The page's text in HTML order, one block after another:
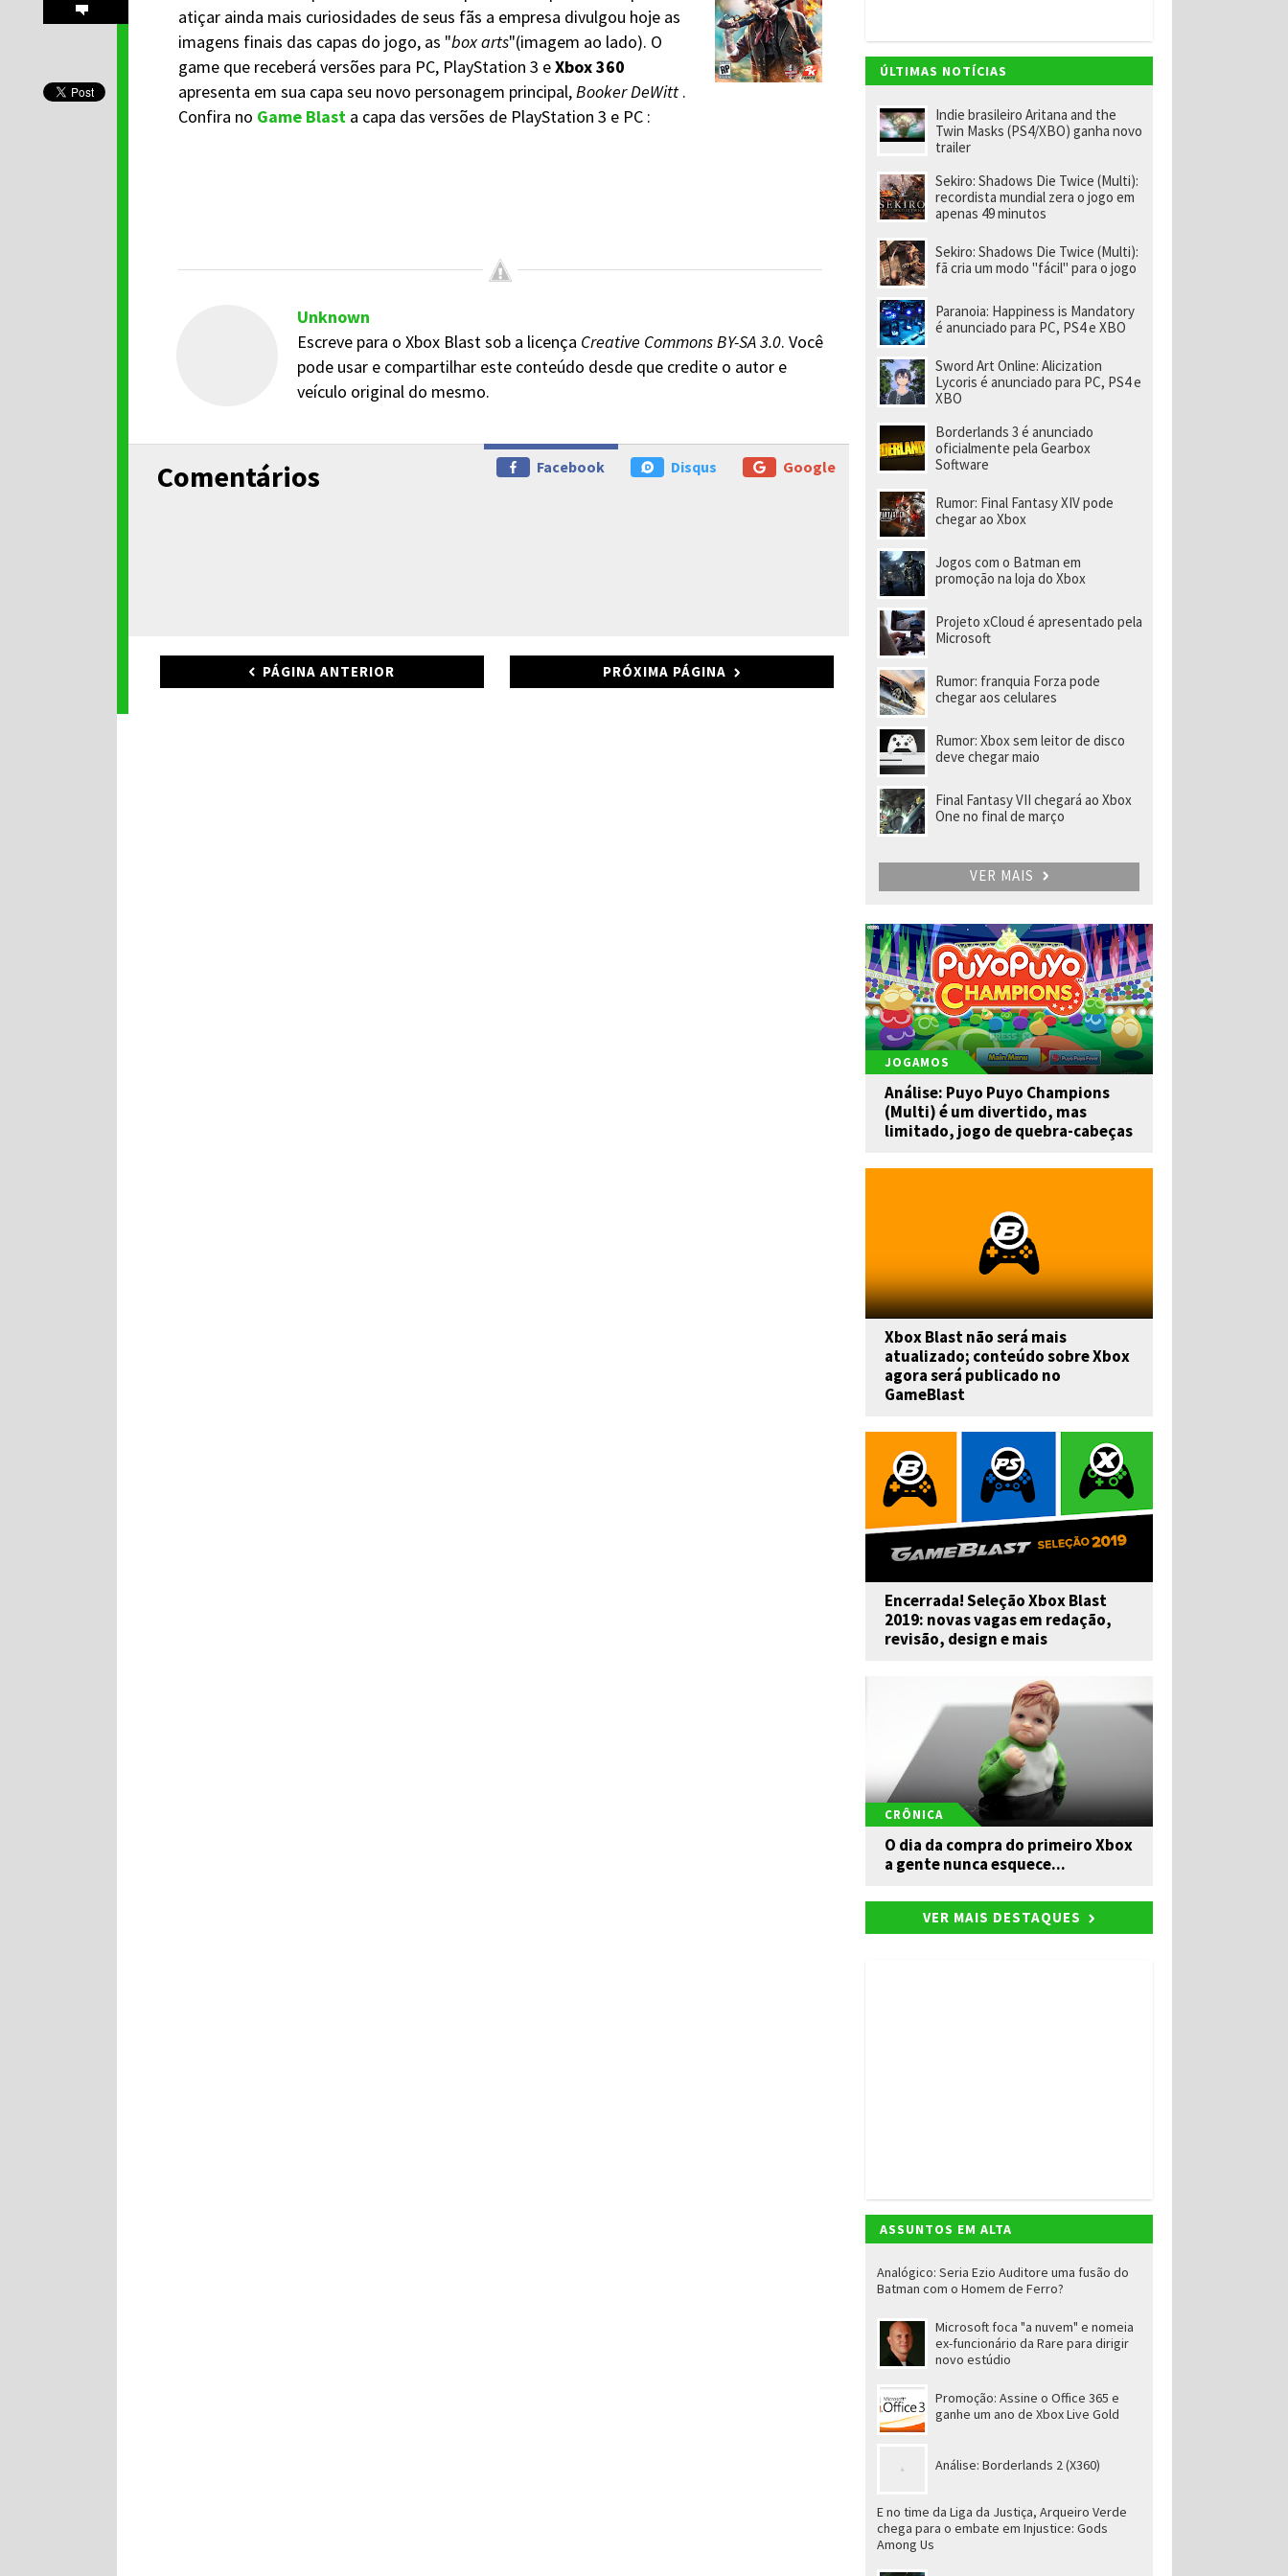
5
atiçar ainda mais curiosidades de seus fãs a empresa divulgou hoje as
imagens finais das capas do jogo, as "box arts"(imagem ao lado). O
game que receberá versões para PC, PlayStation 3 eXbox 360
apresenta em sua capa seu novo personagem principal,Booker DeWitt .
Confira no Game Blasta capa das versões de PlayStation 3 e PC :
Unknown
Escreve para o Xbox Blast sob a licença Creative Commons BY-SA 3.0. Você
pode usar e compartilhar este conteúdo desde que credite o autor e
veículo original do mesmo.
Comentários Google
Disqus
Facebook
PÁGINA ANTERIOR PRÓXIMA PÁGINA
ÚLTIMAS NOTÍCIAS
Indie brasileiro Aritana and the
Twin Masks (PS4/XBO) ganha novo
trailer
Sekiro: Shadows Die Twice (Multi):
recordista mundial zera o jogo em
apenas 49 minutos
Sekiro: Shadows Die Twice (Multi):
fã cria um modo "fácil" para o jogo
Paranoia: Happiness is Mandatory
é anunciado para PC, PS4 e XBO
Sword Art Online: Alicization
Lycoris é anunciado para PC, PS4 e
XBO
Borderlands 3 é anunciado
oficialmente pela Gearbox
Software
Rumor: Final Fantasy XIV pode
chegar ao Xbox
Jogos com o Batman em
promoção na loja do Xbox
Projeto xCloud é apresentado pela
Microsoft
Rumor: franquia Forza pode
chegar aos celulares
Rumor: Xbox sem leitor de disco
deve chegar maio
Final Fantasy VII chegará ao Xbox
One no final de março
VER MAIS
JOGAMOS
Análise: Puyo Puyo Champions
(Multi) é um divertido, mas
limitado, jogo de quebra-cabeças
Xbox Blast não será mais
atualizado; conteúdo sobre Xbox
agora será publicado no
GameBlast
Encerrada! Seleção Xbox Blast
2019: novas vagas em redação,
revisão, design e mais
CRÔNICA
O dia da compra do primeiro Xbox
a gente nunca esquece...
VER MAIS DESTAQUES
ASSUNTOS EM ALTA
Analógico: Seria Ezio Auditore uma fusão do
Batman com o Homem de Ferro?
Microsoft foca "a nuvem" e nomeia
ex-funcionário da Rare para dirigir
novo estúdio
Promoção: Assine o Office 365 e
ganhe um ano de Xbox Live Gold
Análise: Borderlands 2 (X360)
E no time da Liga da Justiça, Arqueiro Verde
chega para o embate em Injustice: Gods
Among Us